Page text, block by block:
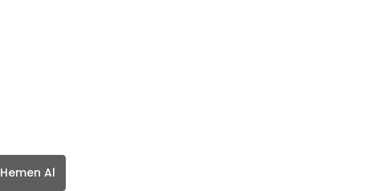
Hemen Al